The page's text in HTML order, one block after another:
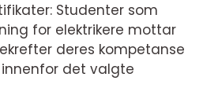
Studenter som
for elektrikere mottar
deres kompetanse
det valgte